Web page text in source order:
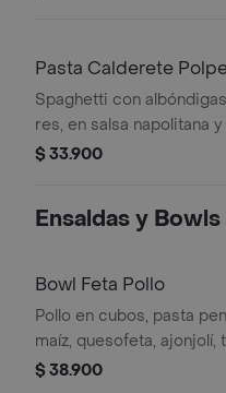
Pasta Calderete
Spaghetti con
res, en salsa napolitana
albahaca
$ 33.900
Ensaldas y Bowls
Bowl Feta Pollo
Pollo en cubos, pasta
maíz, quesofeta, ajonjolí,
marzano y aguacate;
$ 38.900